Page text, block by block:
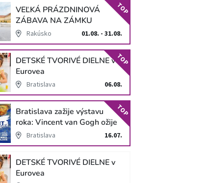
VEĽKÁ PRÁZDNINOVÁ
ZÁBAVA NA ZÁMKU
SCHLOSS HOF
Rakúsko 01.08. - 31.08.
TOP
DETSKÉ TVORIVÉ DIELNE v
Eurovea
Bratislava 06.08.
TOP
Bratislava zažije výstavu
roka: Vincent van Gogh ožije
v unikátnej imerzívnej šou!
Bratislava 16.07.
TOP
DETSKÉ TVORIVÉ DIELNE v
Eurovea